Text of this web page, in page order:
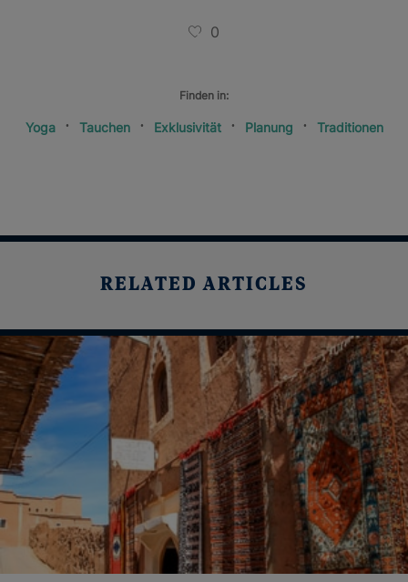
0
Finden in:
Yoga Tauchen Exklusivität Planung Traditionen
RELATED ARTICLES